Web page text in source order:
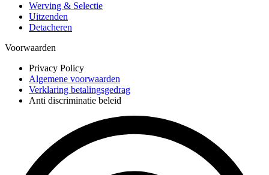
Werving & Selectie
Uitzenden
Detacheren
Voorwaarden
Privacy Policy
Algemene voorwaarden
Verklaring betalingsgedrag
Anti discriminatie beleid